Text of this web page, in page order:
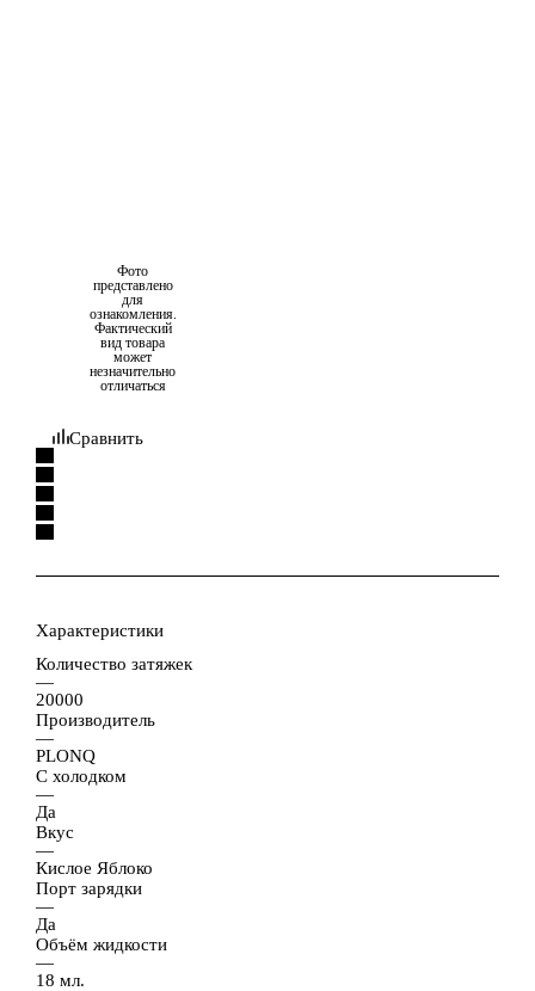
Фото
представлено
для
ознакомления.
Фактический
вид товара
может
незначительно
отличаться
Сравнить
Характеристики
Количество затяжек
—
20000
Производитель
—
PLONQ
С холодком
—
Да
Вкус
—
Кислое Яблоко
Порт зарядки
—
Да
Объём жидкости
—
18 мл.